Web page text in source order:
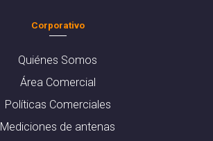
Corporativo
Quiénes Somos
Área Comercial
Políticas Comerciales
Mediciones de antenas